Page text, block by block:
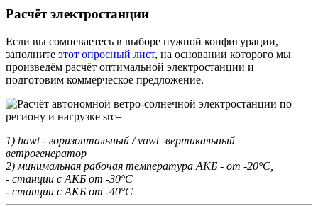
Расчёт электростанции
Если вы сомневаетесь в выборе нужной конфигурации,
заполните этот опросный лист, на основании которого мы
произведём расчёт оптимальной электростанции и
подготовим коммерческое предложение.
1) hawt - горизонтальный / vawt -вертикальный
ветрогенератор
2) минимальная рабочая температура АКБ - от -20°С,
- станции с АКБ от -30°С
- станции с АКБ от -40°С